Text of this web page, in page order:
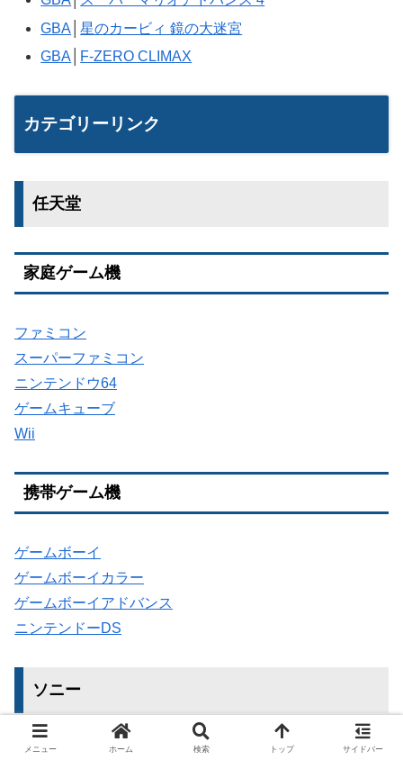
GBA │星のカービィ 鏡の大迷宮
GBA
F-ZERO CLIMAX
カテゴリーリンク
任天堂
家庭ゲーム機
ファミコン
スーパーファミコン
ニンテンドウ64
ゲームキューブ
Wii
携帯ゲーム機
ゲームボーイ
ゲームボーイカラー
ゲームボーイアドバンス
ニンテンドーDS
ソニー
メニュー ホーム 検索 トップ サイドバー